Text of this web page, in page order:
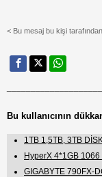
< Bu mesaj bu kişi
Bu kullanıcının
1TB 1,5TB, 3TB
HyperX 4*1GB
GIGABYTE 790FX-